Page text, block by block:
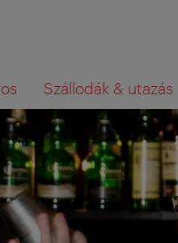
Szállodák & utazás
KERESÉS